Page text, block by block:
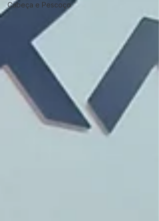
Cabeça e Pescoço